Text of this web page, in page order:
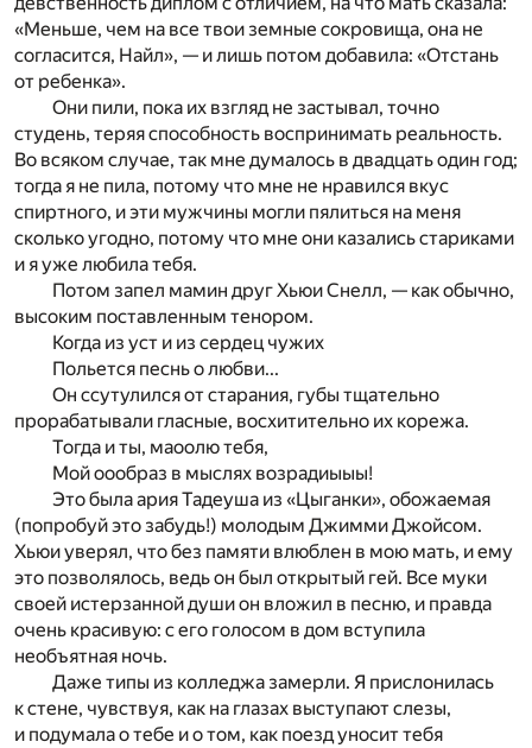
«Меньше, чем на все твои земные сокровища, она не
согласится, Найл», — и лишь потом добавила: «Отстань
от ребенка».
Они пили, пока их взгляд не застывал, точно
студень, теряя способность воспринимать реальность.
Во всяком случае, так мне думалось в двадцать один год;
тогда я не пила, потому что мне не нравился вкус
спиртного, и эти мужчины могли пялиться на меня
сколько угодно, потому что мне они казались стариками
и я уже любила тебя.
Потом запел мамин друг Хьюи Снелл, — как обычно,
высоким поставленным тенором.
Когда из уст и из сердец чужих
Польется песнь о любви...
Он ссутулился от старания, губы тщательно
прорабатывали гласные, восхитительно их корежа.
Тогда и ты, маоолю тебя,
Мой оообраз в мыслях возрадиыыы!
Это была ария Тадеуша из «Цыганки», обожаемая
(попробуй это забудь!) молодым Джимми Джойсом.
Хьюи уверял, что без памяти влюблен в мою мать, и ему
это позволялось, ведь он был открытый гей. Все муки
своей истерзанной души он вложил в песню, и правда
очень красивую: с его голосом в дом вступила
необъятная ночь.
Даже типы из колледжа замерли. Я прислонилась
к стене, чувствуя, как на глазах выступают слезы,
и подумала о тебе и о том, как поезд уносит тебя